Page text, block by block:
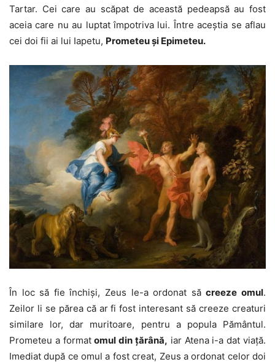
Tartar. Cei care au scăpat de această pedeapsă au fost
aceia care nu au luptat împotriva lui. Între aceștia se aflau
cei doi fii ai lui Iapetu, Prometeu și Epimeteu.
În loc să fie închiși, Zeus le-a ordonat săcreeze omul.
Zeilor li se părea că ar fi fost interesant să creeze creaturi
similare lor, dar muritoare, pentru a popula Pământul.
Prometeu a formatomul din țărână, iar Atena i-a dat viață.
Imediat după ce omul a fost creat, Zeus a ordonat celor doi